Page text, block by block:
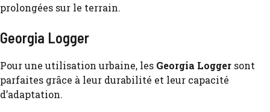
prolongées sur le terrain.
Georgia Logger
Pour une utilisation urbaine, les Georgia Logger sont
parfaites grâce à leur durabilité et leur capacité
d’adaptation.